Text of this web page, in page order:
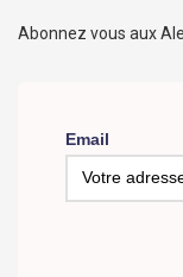
Abonnez vous aux
Email